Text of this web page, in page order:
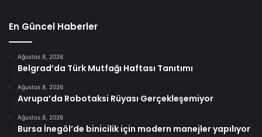
En Güncel Haberler
Ağustos 8, 2026
Belgrad’da Türk Mutfağı Haftası Tanıtımı
Ağustos 8, 2026
Avrupa’da Robotaksi Rüyası Gerçekleşemiyor
Ağustos 8, 2026
Bursa İnegöl’de binicilik için modern manejler yapılıyor